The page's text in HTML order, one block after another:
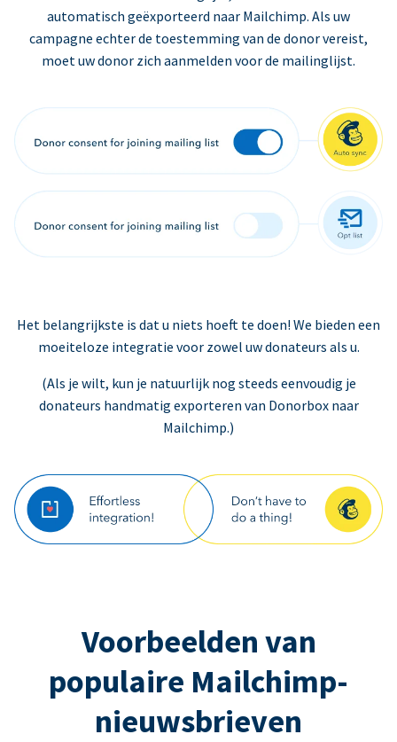
automatisch geëxporteerd naar Mailchimp. Als uw
campagne echter de toestemming van de donor vereist,
moet uw donor zich aanmelden voor de mailinglijst.
Het belangrijkste is dat u niets hoeft te doen! We bieden een
moeiteloze integratie voor zowel uw donateurs als u.
(Als je wilt, kun je natuurlijk nog steeds eenvoudig je
donateurs handmatig exporteren van Donorbox naar
Mailchimp.)
Voorbeelden van
populaire Mailchimp-
nieuwsbrieven